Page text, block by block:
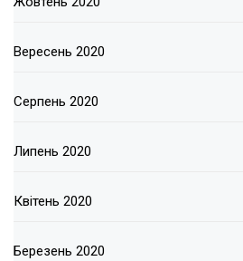
Вересень 2020
Серпень 2020
Липень 2020
Квітень 2020
Березень 2020